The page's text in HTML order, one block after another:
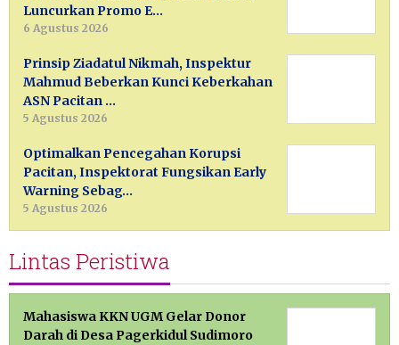
Luncurkan Promo E…
6 Agustus 2026
Prinsip Ziadatul Nikmah, Inspektur
Mahmud Beberkan Kunci Keberkahan
ASN Pacitan …
5 Agustus 2026
Optimalkan Pencegahan Korupsi
Pacitan, Inspektorat Fungsikan Early
Warning Sebag…
5 Agustus 2026
Lintas Peristiwa
Mahasiswa KKN UGM Gelar Donor
Darah di Desa Pagerkidul Sudimoro